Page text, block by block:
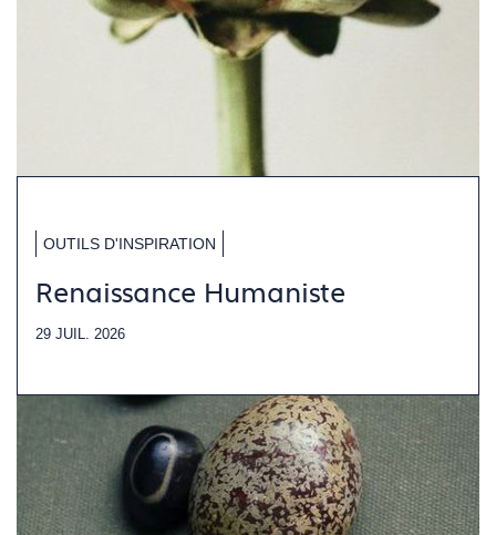
OUTILS D'INSPIRATION
Renaissance Humaniste
29 JUIL. 2026